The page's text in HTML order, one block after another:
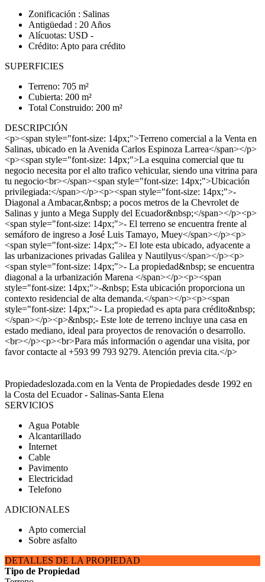
Zonificación : Salinas
Antigüedad : 20 Años
Alícuotas: USD -
Crédito: Apto para crédito
SUPERFICIES
Terreno: 705 m²
Cubierta: 200 m²
Total Construido: 200 m²
DESCRIPCIÓN
<p><span style="font-size: 14px;">Terreno comercial a la Venta en
Salinas, ubicado en la Avenida Carlos Espinoza Larrea</span></p>
<p><span style="font-size: 14px;">La esquina comercial que tu
negocio necesita por el alto trafico vehicular, siendo una vitrina para
tu negocio<br></span><span style="font-size: 14px;">Ubicación
privilegiada:</span></p><p><span style="font-size: 14px;">-
Diagonal a Ambacar,&nbsp; a pocos metros de la Chevrolet de
Salinas y junto a Mega Supply del Ecuador&nbsp;</span></p><p>
<span style="font-size: 14px;">- El terreno se encuentra frente al
semáforo de ingreso a José Luis Tamayo, Muey</span></p><p>
<span style="font-size: 14px;">- El lote esta ubicado, adyacente a
las urbanizaciones privadas Galilea y Nautilyus</span></p><p>
<span style="font-size: 14px;">- La propiedad&nbsp; se encuentra
diagonal a la urbanización Marena </span></p><p><span
style="font-size: 14px;">-&nbsp; Esta ubicación proporciona un
contexto residencial de alta demanda.</span></p><p><span
style="font-size: 14px;">- La propiedad es apta para crédito&nbsp;
</span></p><p>&nbsp;- Este lote de terreno incluye una casa en
estado mediano, ideal para proyectos de renovación o desarrollo.
<br></p><p><br>Para más información o agendar una visita, por
favor contacte al +593 99 793 9279. Atención previa cita.</p>
Propiedadeslozada.com en la Venta de Propiedades desde 1992 en
la Costa del Ecuador - Salinas-Santa Elena
SERVICIOS
Agua Potable
Alcantarillado
Internet
Cable
Pavimento
Electricidad
Telefono
ADICIONALES
Apto comercial
Sobre asfalto
DETALLES DE LA PROPIEDAD
Tipo de Propiedad